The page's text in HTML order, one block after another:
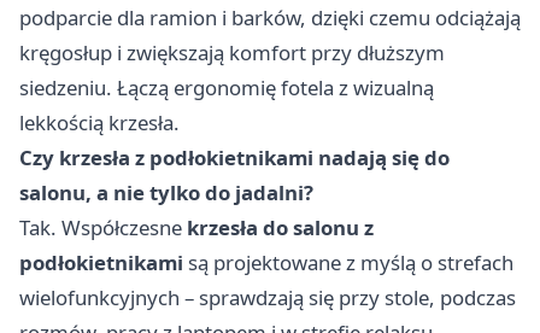
podparcie dla ramion i barków, dzięki czemu odciążają
kręgosłup i zwiększają komfort przy dłuższym
siedzeniu. Łączą ergonomię fotela z wizualną
lekkością krzesła.
Czy krzesła z podłokietnikami nadają się do
salonu, a nie tylko do jadalni?
Tak. Współczesne krzesła do salonu z
podłokietnikami są projektowane z myślą o strefach
wielofunkcyjnych – sprawdzają się przy stole, podczas